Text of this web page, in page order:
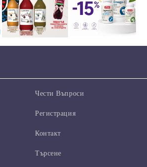
Чести Въпроси
Регистрация
Контакт
Търсене